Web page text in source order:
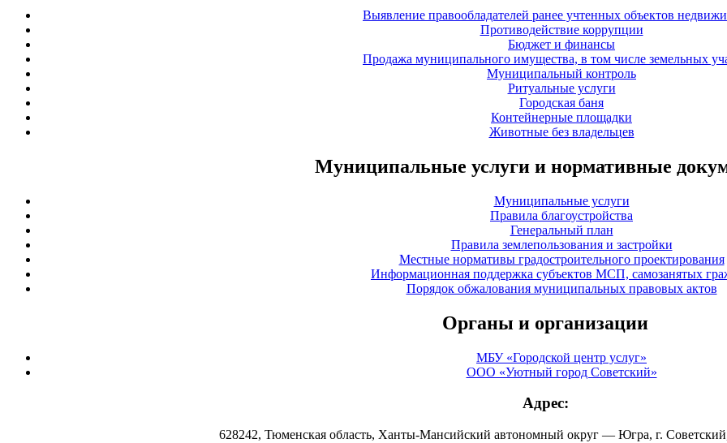
Выявление правообладателей ранее учтенных объектов
Противодействие коррупции
Бюджет и финансы
Продажа муниципального имущества, в том числе земельных
Муниципальный контроль
Ритуальные услуги
Городская баня
Контейнерные площадки
Животные без владельцев
Муниципальные услуги и нормативные
Муниципальные услуги
Правила благоустройства
Генеральный план
Правила землепользования и застройки
Местные нормативы градостроительного проектирования
Информационная поддержка субъектов МСП, самозанятых
Порядок обжалования муниципальных правовых актов
Органы и организации
МБУ «Городской центр услуг»
ООО «Уютный город Советский»
Адрес:
628242, Тюменская область, Ханты-Мансийский автономный округ — Югра, г.